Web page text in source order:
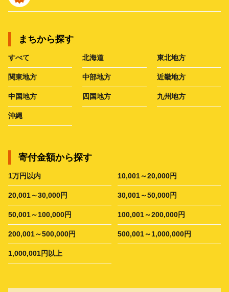
まちから探す
すべて 北海道 東北地方
関東地方 中部地方 近畿地方
中国地方 四国地方 九州地方
沖縄
寄付金額から探す
1万円以内 10,001～20,000円
20,001～30,000円 30,001～50,000円
50,001～100,000円 100,001～200,000円
200,001～500,000円 500,001～1,000,000円
1,000,001円以上